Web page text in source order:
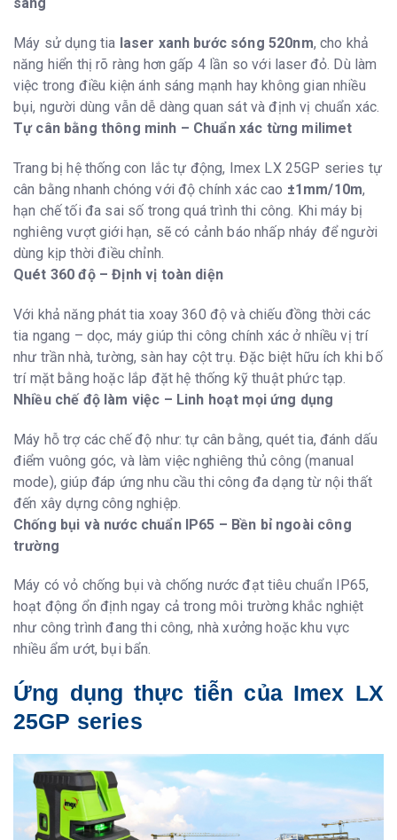
sáng
Máy sử dụng tia laser xanh bước sóng 520nm, cho khả
năng hiển thị rõ ràng hơn gấp 4 lần so với laser đỏ. Dù làm
việc trong điều kiện ánh sáng mạnh hay không gian nhiều
bụi, người dùng vẫn dễ dàng quan sát và định vị chuẩn xác.
Tự cân bằng thông minh – Chuẩn xác từng milimet
Trang bị hệ thống con lắc tự động, Imex LX 25GP series tự
cân bằng nhanh chóng với độ chính xác cao ±1mm/10m,
hạn chế tối đa sai số trong quá trình thi công. Khi máy bị
nghiêng vượt giới hạn, sẽ có cảnh báo nhấp nháy để người
dùng kịp thời điều chỉnh.
Quét 360 độ – Định vị toàn diện
Với khả năng phát tia xoay 360 độ và chiếu đồng thời các
tia ngang – dọc, máy giúp thi công chính xác ở nhiều vị trí
như trần nhà, tường, sàn hay cột trụ. Đặc biệt hữu ích khi bố
trí mặt bằng hoặc lắp đặt hệ thống kỹ thuật phức tạp.
Nhiều chế độ làm việc – Linh hoạt mọi ứng dụng
Máy hỗ trợ các chế độ như: tự cân bằng, quét tia, đánh dấu
điểm vuông góc, và làm việc nghiêng thủ công (manual
mode), giúp đáp ứng nhu cầu thi công đa dạng từ nội thất
đến xây dựng công nghiệp.
Chống bụi và nước chuẩn IP65 – Bền bỉ ngoài công
trường
Máy có vỏ chống bụi và chống nước đạt tiêu chuẩn IP65,
hoạt động ổn định ngay cả trong môi trường khắc nghiệt
như công trình đang thi công, nhà xưởng hoặc khu vực
nhiều ẩm ướt, bụi bẩn.
Ứng dụng thực tiễn của Imex LX
25GP series